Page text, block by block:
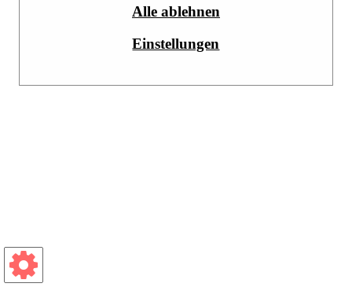
Alle ablehnen
Einstellungen